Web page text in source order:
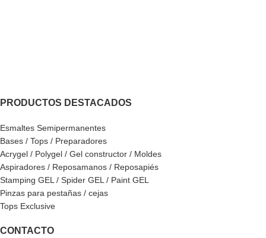
PRODUCTOS DESTACADOS
Esmaltes Semipermanentes
Bases / Tops / Preparadores
Acrygel / Polygel / Gel constructor / Moldes
Aspiradores / Reposamanos / Reposapiés
Stamping GEL / Spider GEL / Paint GEL
Pinzas para pestañas / cejas
Tops Exclusive
CONTACTO